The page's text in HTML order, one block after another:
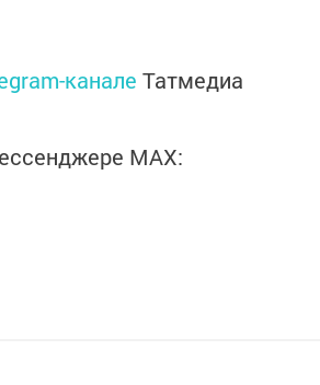
канале Татмедиа
MАХ: